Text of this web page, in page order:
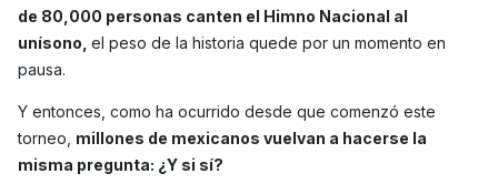
de 80,000 personas canten el Himno Nacional al
unísono, el peso de la historia quede por un momento en
pausa.
Y entonces, como ha ocurrido desde que comenzó este
torneo, millones de mexicanos vuelvan a hacerse la
misma pregunta: ¿Y si sí?